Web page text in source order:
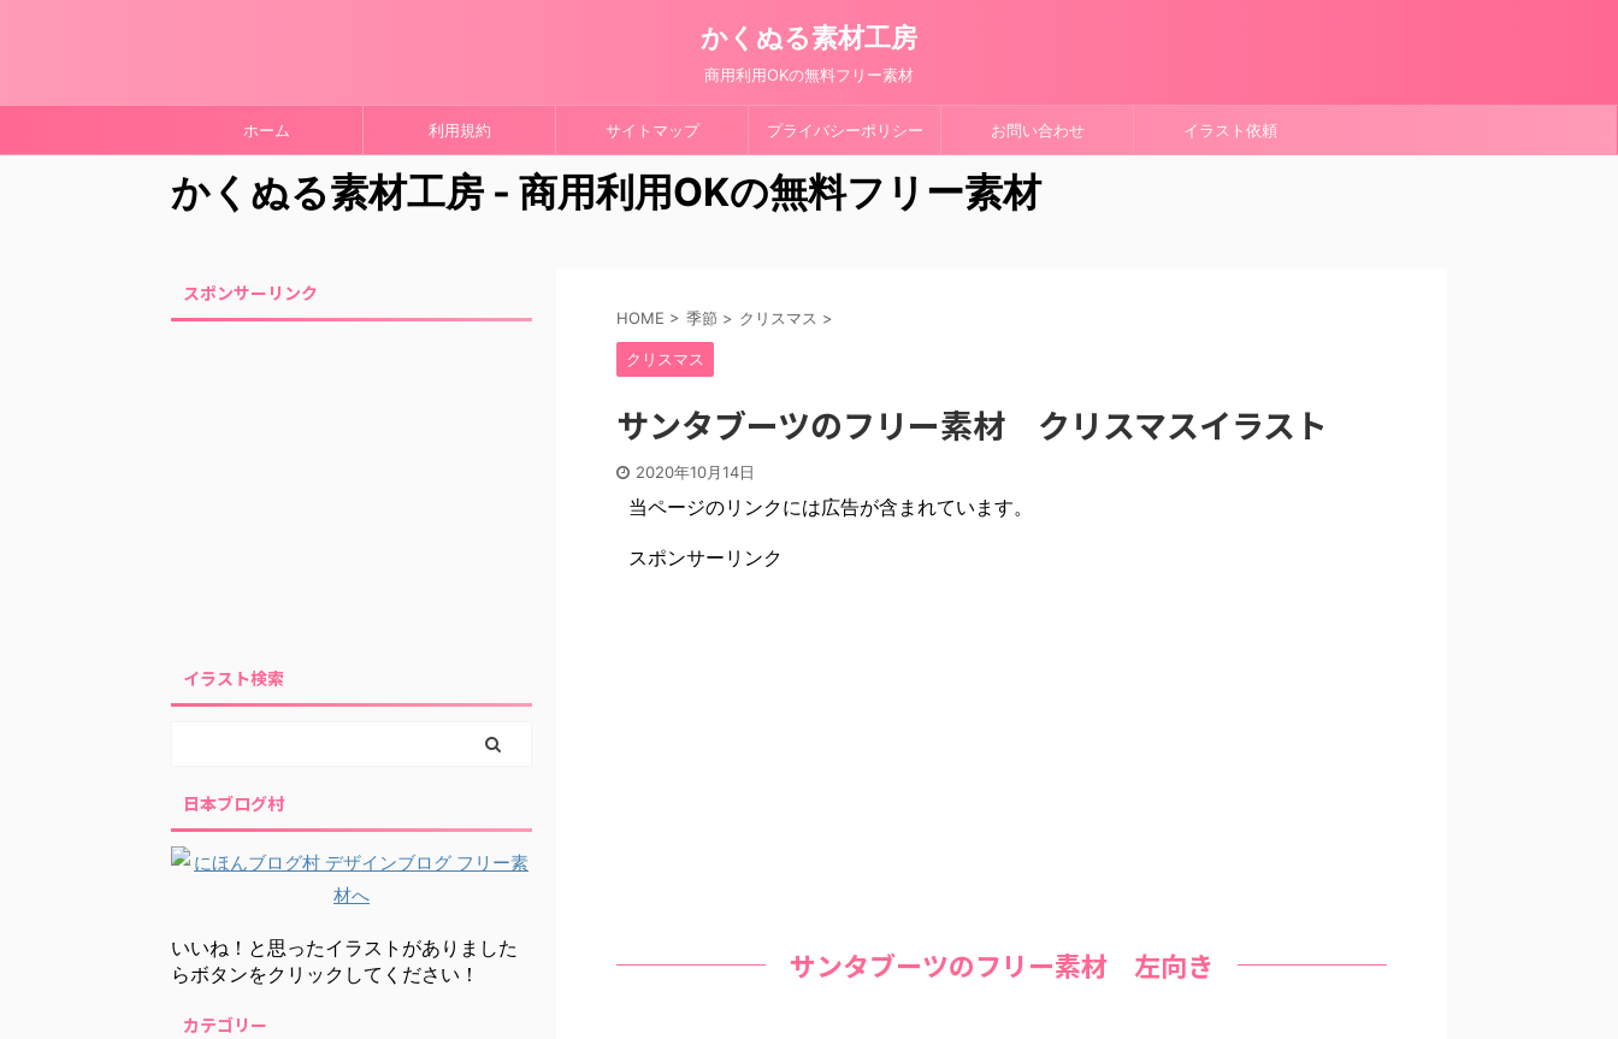
かくぬる素材工房
商用利用OKの無料フリー素材
ホーム 利用規約 サイトマップ プライバシーポリシー お問い合わせ イラスト依頼
かくぬる素材工房 - 商用利用OKの無料フリー素材
HOME > 季節 > クリスマス >
クリスマス
サンタブーツのフリー素材 クリスマスイラスト
2020年10月14日
当ページのリンクには広告が含まれています。
スポンサーリンク
サンタブーツのフリー素材 左向き
スポンサーリンク
イラスト検索
日本ブログ村
いいね！と思ったイラストがありました
らボタンをクリックしてください！
カテゴリー